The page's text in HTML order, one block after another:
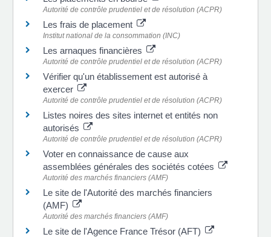
Autorité de contrôle prudentiel et de résolution (ACPR)
Les frais de placement
Institut national de la consommation (INC)
Les arnaques financières
Autorité de contrôle prudentiel et de résolution (ACPR)
Vérifier qu'un établissement est autorisé à
exercer
Autorité de contrôle prudentiel et de résolution (ACPR)
Listes noires des sites internet et entités non
autorisés
Autorité de contrôle prudentiel et de résolution (ACPR)
Voter en connaissance de cause aux
assemblées générales des sociétés cotées
Autorité des marchés financiers (AMF)
Le site de l'Autorité des marchés financiers
(AMF)
Autorité des marchés financiers (AMF)
Le site de l'Agence France Trésor (AFT)